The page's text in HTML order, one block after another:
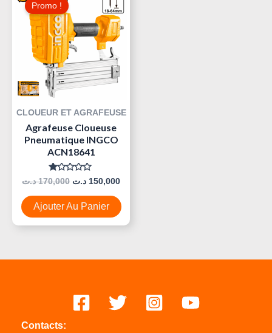
Promo !
CLOUEUR ET AGRAFEUSE
Agrafeuse Cloueuse
Pneumatique INGCO
ACN18641
Note
0
Sur
5
170,000 د.ت
Était :
170,000 د.ت.
150,000 د.ت
Actuel
Est :
Ajouter Au Panier
Contacts: